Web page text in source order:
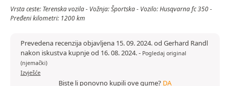
Vrsta ceste: Terenska vozila - Vožnja: Športska - Vozilo: Husqvarna fc 350 -
Pređeni kilometri: 1200 km
Prevedena recenzija objavljena 15. 09. 2024. od Gerhard Randl
nakon iskustva kupnje od 16. 08. 2024.- Pogledaj original
(njemački)
Izvješće
Biste li ponovno kupili ove gume? DA